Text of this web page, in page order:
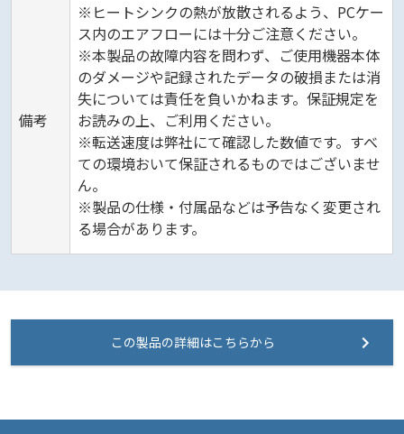
備考
※ヒートシンクの熱が放散されるよう、PCケー
ス内のエアフローには十分ご注意ください。
※本製品の故障内容を問わず、ご使用機器本体
のダメージや記録されたデータの破損または消
失については責任を負いかねます。保証規定を
お読みの上、ご利用ください。
※転送速度は弊社にて確認した数値です。すべ
ての環境おいて保証されるものではございませ
ん。
※製品の仕様・付属品などは予告なく変更され
る場合があります。
この製品の詳細はこちらから